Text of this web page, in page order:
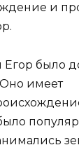
и
было
имеет